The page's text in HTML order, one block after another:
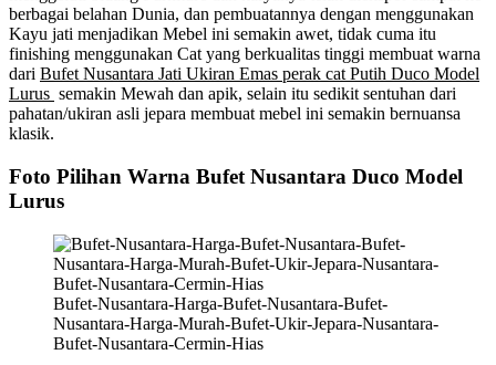
berbagai belahan Dunia, dan pembuatannya dengan menggunakan
Kayu jati menjadikan Mebel ini semakin awet, tidak cuma itu
finishing menggunakan Cat yang berkualitas tinggi membuat warna
dari Bufet Nusantara Jati Ukiran Emas perak cat Putih Duco Model
Lurus semakin Mewah dan apik, selain itu sedikit sentuhan dari
pahatan/ukiran asli jepara membuat mebel ini semakin bernuansa
klasik.
Foto Pilihan Warna Bufet Nusantara Duco Model
Lurus
Bufet-Nusantara-Harga-Bufet-Nusantara-Bufet-
Nusantara-Harga-Murah-Bufet-Ukir-Jepara-Nusantara-
Bufet-Nusantara-Cermin-Hias